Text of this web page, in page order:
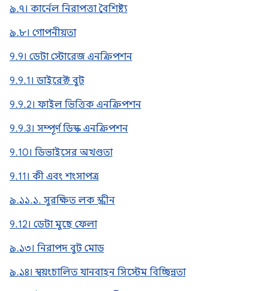
৯.৭। কার্নেল নিরাপত্তা বৈশিষ্ট্য
৯.৮। গোপনীয়তা
9.9। ডেটা স্টোরেজ এনক্রিপশন
9.9.1। ডাইরেক্ট বুট
9.9.2। ফাইল ভিত্তিক এনক্রিপশন
9.9.3। সম্পূর্ণ ডিস্ক এনক্রিপশন
9.10। ডিভাইসের অখণ্ডতা
9.11। কী এবং শংসাপত্র
৯.১১.১. সুরক্ষিত লক স্ক্রীন
9.12। ডেটা মুছে ফেলা
৯.১৩। নিরাপদ বুট মোড
৯.১৪। স্বয়ংচালিত যানবাহন সিস্টেম বিচ্ছিন্নতা